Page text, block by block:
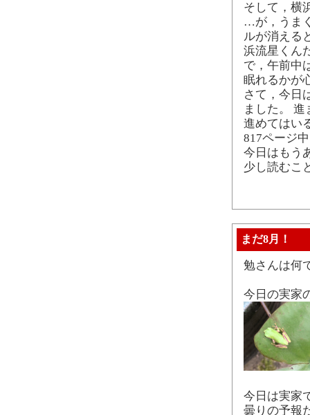
そして，横
…が，うま
ルが消える
浜流星くん
で，午前中
眠れるかが
さて，今日
ました。
進めてはい
817ページ
今日はもう
少し読むこ
まだ8月！
勉さんは何
今日の実家
今日は実家
曇りの予報